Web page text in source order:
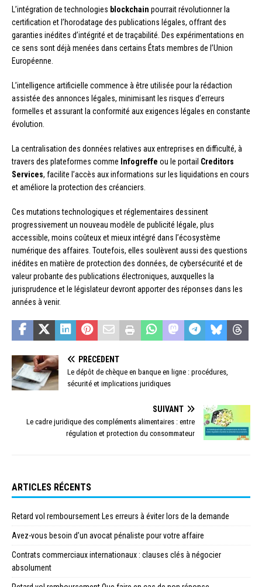
L’intégration de technologies blockchain pourrait révolutionner la
certification et l’horodatage des publications légales, offrant des
garanties inédites d’intégrité et de traçabilité. Des expérimentations en
ce sens sont déjà menées dans certains États membres de l’Union
Européenne.
L’intelligence artificielle commence à être utilisée pour la rédaction
assistée des annonces légales, minimisant les risques d’erreurs
formelles et assurant la conformité aux exigences légales en constante
évolution.
La centralisation des données relatives aux entreprises en difficulté, à
travers des plateformes comme Infogreffe ou le portail Creditors
Services, facilite l’accès aux informations sur les liquidations en cours
et améliore la protection des créanciers.
Ces mutations technologiques et réglementaires dessinent
progressivement un nouveau modèle de publicité légale, plus
accessible, moins coûteux et mieux intégré dans l’écosystème
numérique des affaires. Toutefois, elles soulèvent aussi des questions
inédites en matière de protection des données, de cybersécurité et de
valeur probante des publications électroniques, auxquelles la
jurisprudence et le législateur devront apporter des réponses dans les
années à venir.
PRÉCÉDENT
Le dépôt de chèque en banque en ligne : procédures,
sécurité et implications juridiques
SUIVANT
Le cadre juridique des compléments alimentaires : entre
régulation et protection du consommateur
ARTICLES RÉCENTS
Retard vol remboursement Les erreurs à éviter lors de la demande
Avez-vous besoin d’un avocat pénaliste pour votre affaire
Contrats commerciaux internationaux : clauses clés à négocier
absolument